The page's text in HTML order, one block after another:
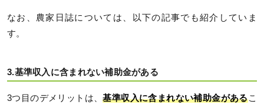
なお、農家日誌については、以下の記事でも紹介していま
す。
3.基準収入に含まれない補助金がある
3つ目のデメリットは、基準収入に含まれない補助金があるこ